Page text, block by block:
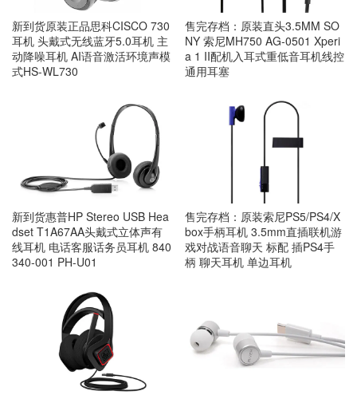
新到货原装正品思科CISCO 730
耳机 头戴式无线蓝牙5.0耳机 主
动降噪耳机 AI语音激活环境声模
式HS-WL730
售完存档：原装直头3.5MM SO
NY 索尼MH750 AG-0501 Xperi
a 1 II配机入耳式重低音耳机线控
通用耳塞
新到货惠普HP Stereo USB Hea
dset T1A67AA头戴式立体声有
线耳机 电话客服话务员耳机 840
340-001 PH-U01
售完存档：原装索尼PS5/PS4/X
box手柄耳机 3.5mm直插联机游
戏对战语音聊天 标配 插PS4手
柄 聊天耳机 单边耳机